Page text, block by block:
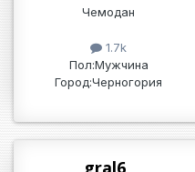
Чемодан
1.7k
Пол:Мужчина
Город:Черногория